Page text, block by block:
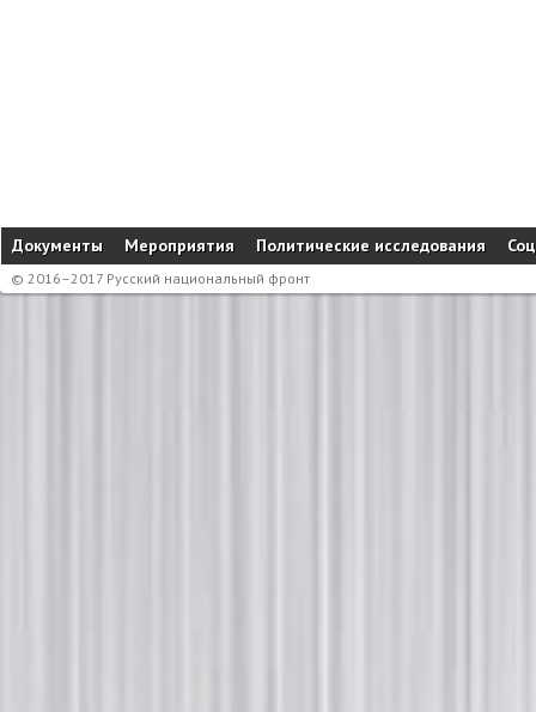
Документы Мероприятия Политические исследования
© 2016–2017 Русский национальный фронт